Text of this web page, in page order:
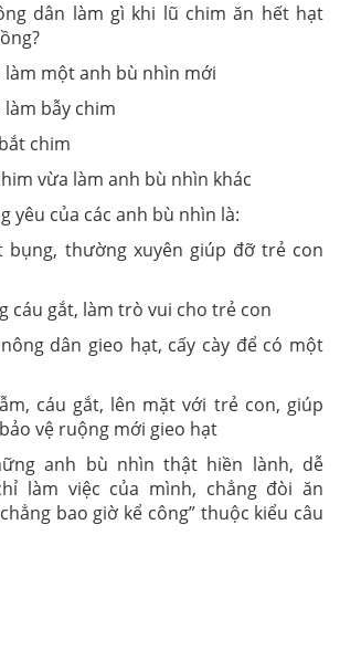
dân làm gì khi lũ chim ăn hết hạt
làm một anh bù nhìn mới
làm bẫy chim
chim
vừa làm anh bù nhìn khác
yêu của các anh bù nhìn là:
bụng, thường xuyên giúp đỡ trẻ con
cáu gắt, làm trò vui cho trẻ con
dân gieo hạt, cấy cày để có một
cáu gắt, lên mặt với trẻ con, giúp
vệ ruộng mới gieo hạt
anh bù nhìn thật hiền lành, dễ
làm việc của mình, chẳng đòi ăn
bao giờ kể công” thuộc kiểu câu